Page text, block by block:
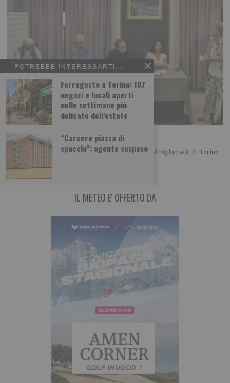
POTREBBE INTERESSARTI...
Ferragosto a Torino: 107
negozi e locali aperti
nelle settimane più
delicate dell’estate
“Carcere piazza di
spaccio”: agente sospeso
L’importanza del centro in politica
Merlo, Nallo e Giachino a confronto Bel convegno al Diplomatic di Torino
organizzato dalla UDC torinese
IL METEO E' OFFERTO DA